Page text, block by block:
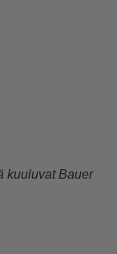
kuuluvat Bauer